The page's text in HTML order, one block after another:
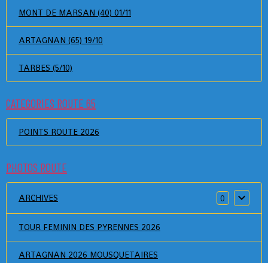
MONT DE MARSAN (40) 01/11
ARTAGNAN (65) 19/10
TARBES (5/10)
CATEGORIES ROUTE 65
POINTS ROUTE 2026
PHOTOS ROUTE
ARCHIVES 0
TOUR FEMININ DES PYRENNES 2026
ARTAGNAN 2026 MOUSQUETAIRES